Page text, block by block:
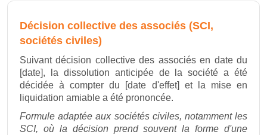
Décision collective des associés (SCI,
sociétés civiles)
Suivant décision collective des associés en date du
[date], la dissolution anticipée de la société a été
décidée à compter du [date d'effet] et la mise en
liquidation amiable a été prononcée.
Formule adaptée aux sociétés civiles, notamment les
SCI, où la décision prend souvent la forme d'une